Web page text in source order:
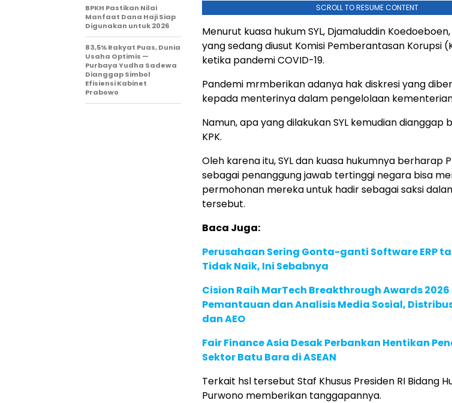
SCROLL TO RESUME CONTENT
Menurut kuasa hukum SYL, Djamaluddin
yang sedang diusut Komisi Pemberantasan Korupsi
ketika pandemi COVID-19.
Pandemi mrmberikan adanya hak diskresi yang
kepada menterinya dalam pengelolaan
Namun, apa yang dilakukan SYL kemudian dianggap
KPK.
Oleh karena itu, SYL dan kuasa hukumnya berharap
sebagai penanggung jawab tertinggi negara bisa
permohonan mereka untuk hadir sebagai saksi
tersebut.
Baca Juga:
Perusahaan Sering Gonta-ganti Software ERP
Tidak Naik, Ini Sebabnya
Cision Raih MarTech Breakthrough Awards
Pemantauan dan Analisis Media Sosial,
dan AEO
Fair Finance Asia Desak Perbankan Hentikan
Sektor Batu Bara di ASEAN
Terkait hsl tersebut Staf Khusus Presiden RI Bidang
Purwono memberikan tanggapannya.
BPKH Pastikan Nilai
Manfaat Dana Haji Siap
Digunakan untuk 2026
83,5% Rakyat Puas, Dunia
Usaha Optimis —
Purbaya Yudha Sadewa
Dianggap Simbol
Efisiensi Kabinet
Prabowo